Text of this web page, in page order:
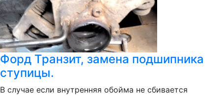
Форд Транзит, замена подшипника
ступицы.
В случае если внутренняя обойма не сбивается